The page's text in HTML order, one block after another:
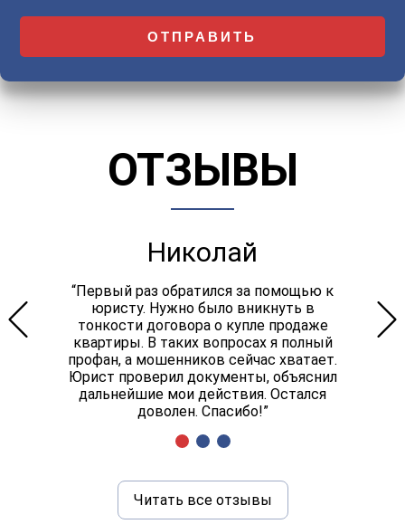
ОТЗЫВЫ
Николай
“Первый раз обратился за помощью к
юристу. Нужно было вникнуть в
тонкости договора о купле продаже
квартиры. В таких вопросах я полный
профан, а мошенников сейчас хватает.
Юрист проверил документы, объяснил
дальнейшие мои действия. Остался
доволен. Спасибо!”
Читать все отзывы